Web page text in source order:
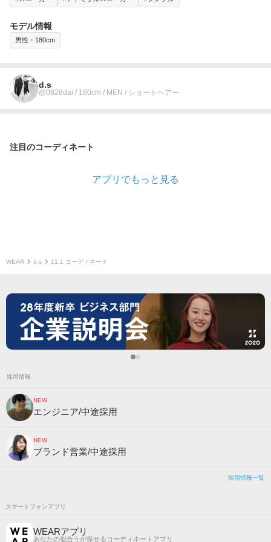
モデル情報
男性・180cm
d.s
@0826dai / 180cm / MEN / ショートヘアー
注目のコーディネート
アプリでもっと見る
WEAR d.s 11.1 コーディネート
採用情報
NEW
エンジニア/中途採用
NEW
ブランド営業/中途採用
採用情報一覧
スマートフォンアプリ
WEARアプリ
あなたの似合うが探せるコーディネートアプリ